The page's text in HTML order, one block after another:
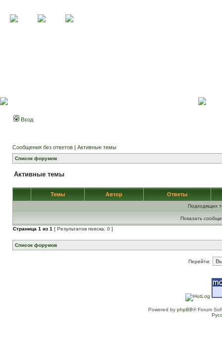
Вход
Сообщения без ответов | Активные темы
Список форумов
Активные темы
Темы Автор Ответы
Подходящих
Показать
Страница 1 из 1 [ Результатов поиска: 0 ]
Список форумов
Перейти:
Powered by phpBB® Forum